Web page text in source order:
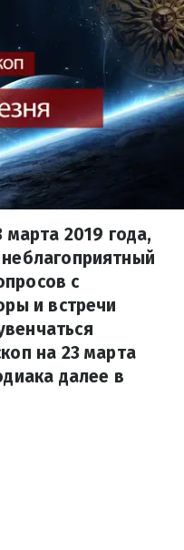
марта 2019 года,
с
и встречи
на 23 марта
далее в